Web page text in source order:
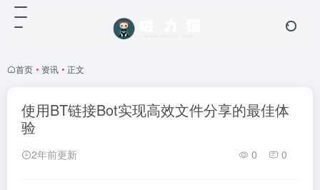
首页 • 资讯 • 正文
使用BT链接Bot实现高效文件分享的最佳体
验
2年前更新 0 0